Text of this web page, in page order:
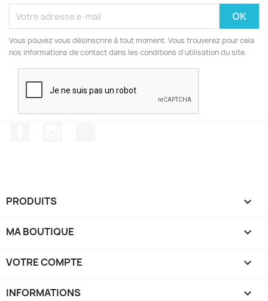
Vous pouvez vous désinscrire à tout moment. Vous trouverez pour cela
nos informations de contact dans les conditions d'utilisation du site.
PRODUITS 
MA BOUTIQUE 
VOTRE COMPTE 
INFORMATIONS keyboard_arrow_down